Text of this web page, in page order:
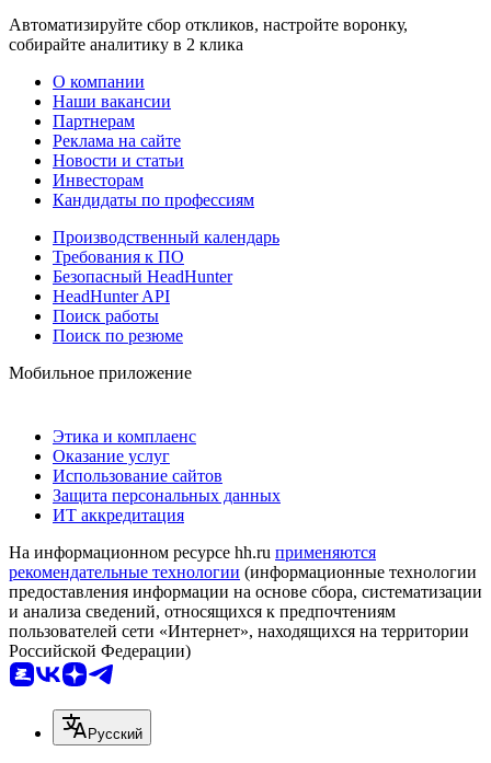
Автоматизируйте сбор откликов, настройте воронку,
собирайте аналитику в 2 клика
О компании
Наши вакансии
Партнерам
Реклама на сайте
Новости и статьи
Инвесторам
Кандидаты по профессиям
Производственный календарь
Требования к ПО
Безопасный HeadHunter
HeadHunter API
Поиск работы
Поиск по резюме
Мобильное приложение
Этика и комплаенс
Оказание услуг
Использование сайтов
Защита персональных данных
ИТ аккредитация
На информационном ресурсе hh.ru применяются
рекомендательные технологии (информационные технологии
предоставления информации на основе сбора, систематизации
и анализа сведений, относящихся к предпочтениям
пользователей сети «Интернет», находящихся на территории
Российской Федерации)
Русский